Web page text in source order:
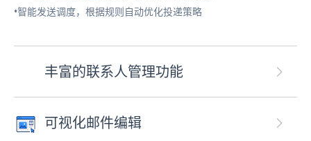
•智能发送调度，根据规则自动优化投递策略
丰富的联系人管理功能
可视化邮件编辑